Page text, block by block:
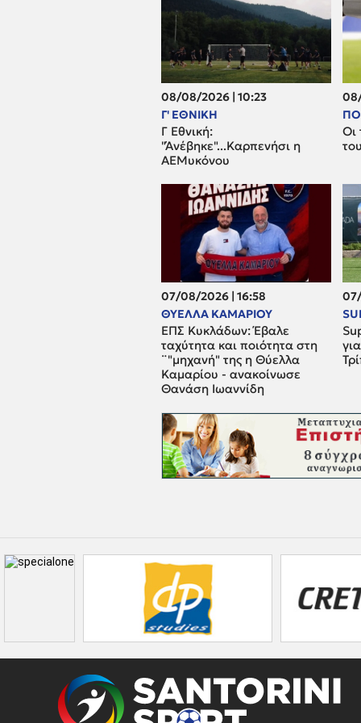
08/08/2026 | 10:23
Γ' ΕΘΝΙΚΗ
Γ Εθνική:
"Άνέβηκε"...Καρπενήσι η
ΑΕΜυκόνου
Οι
07/08/2026 | 16:58
ΘΥΕΛΛΑ ΚΑΜΑΡΙΟΥ
ΕΠΣ Κυκλάδων: Έβαλε
ταχύτητα και ποιότητα στη
¨"μηχανή" της η Θύελλα
Καμαρίου - ανακοίνωσε
Θανάση Ιωαννίδη